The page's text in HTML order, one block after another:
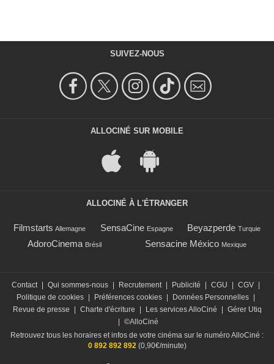
SUIVEZ-NOUS
ALLOCINÉ SUR MOBILE
ALLOCINÉ À L'ÉTRANGER
Filmstarts Allemagne SensaCine Espagne Beyazperde Turquie
AdoroCinema Brésil Sensacine México Mexique
Contact Qui sommes-nous Recrutement Publicité CGU CGV
Politique de cookies
Préférences cookies Données Personnelles
Revue de presse
Charte d'écriture Les services AlloCiné
Gérer Utiq
©AlloCiné
Retrouvez tous les horaires et infos de votre cinéma sur le numéro AlloCiné :
0 892 892 892(0,90€/minute)